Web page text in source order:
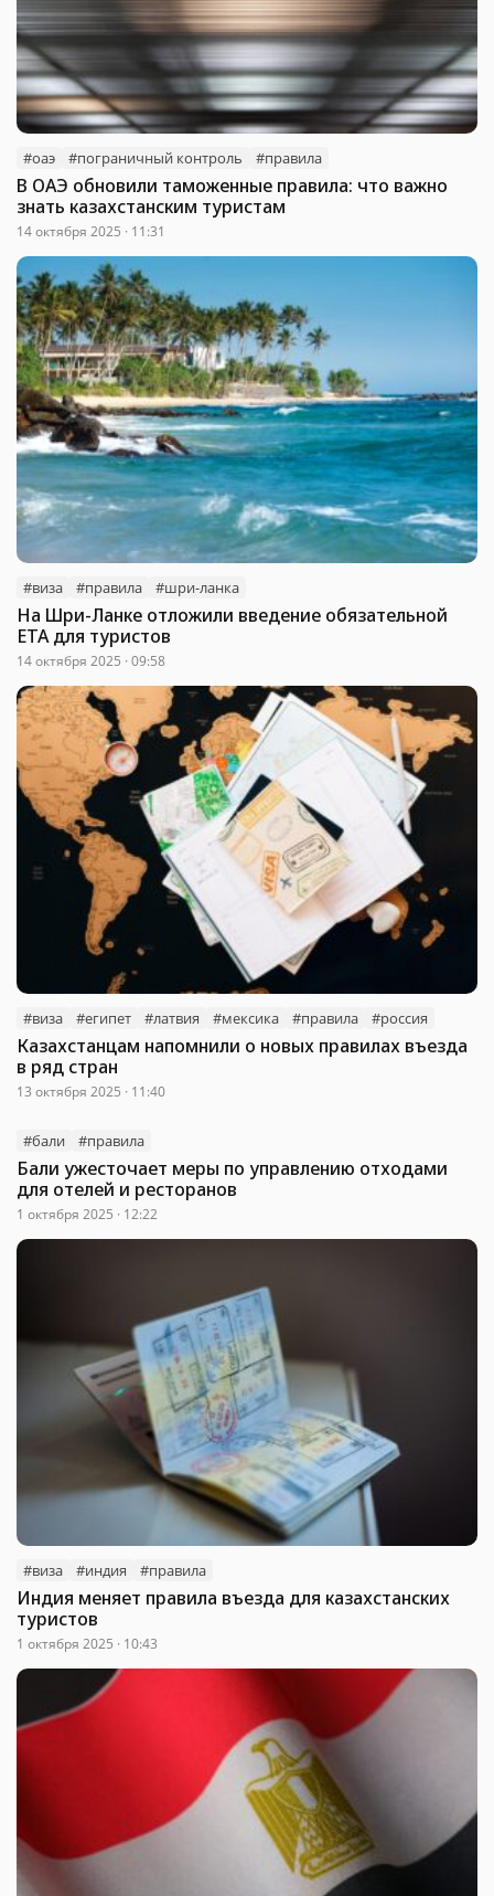
#оаэ #пограничный контроль #правила
В ОАЭ обновили таможенные правила: что важно
знать казахстанским туристам
14 октября 2025 · 11:31
#виза #правила #шри-ланка
На Шри-Ланке отложили введение обязательной
ETA для туристов
14 октября 2025 · 09:58
#виза #египет #латвия #мексика #правила #россия
Казахстанцам напомнили о новых правилах въезда
в ряд стран
13 октября 2025 · 11:40
#бали #правила
Бали ужесточает меры по управлению отходами
для отелей и ресторанов
1 октября 2025 · 12:22
#виза #индия #правила
Индия меняет правила въезда для казахстанских
туристов
1 октября 2025 · 10:43